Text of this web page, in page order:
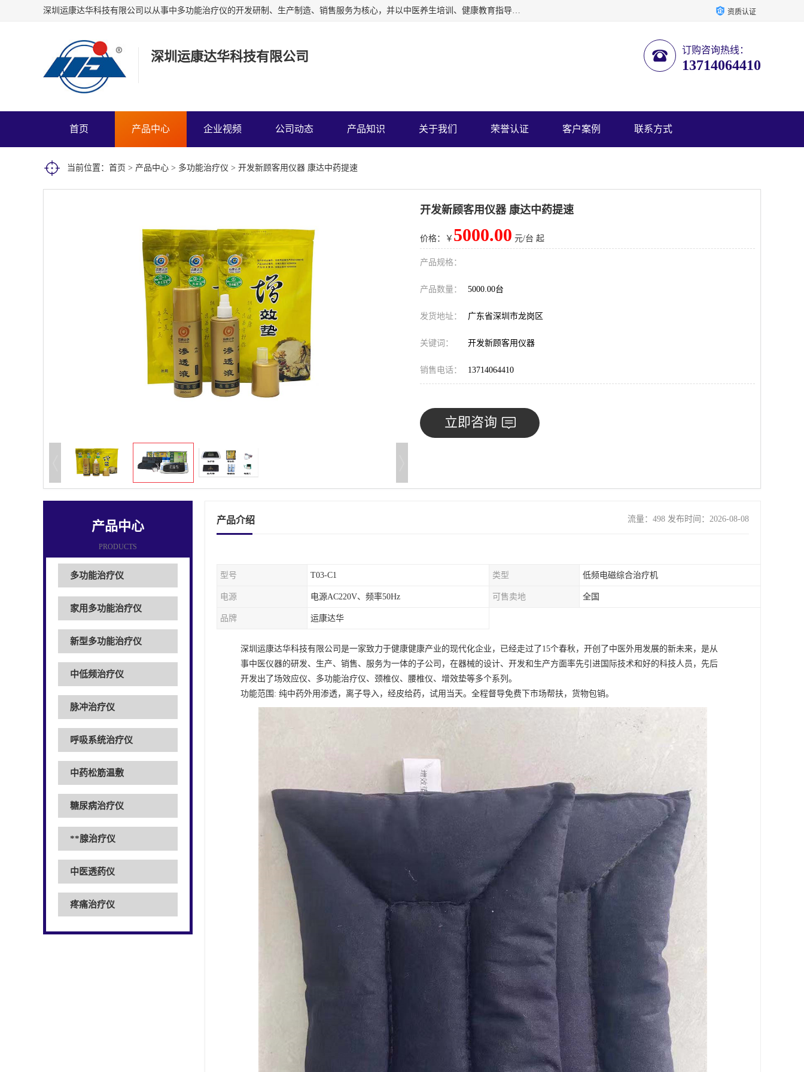
深圳运康达华科技有限公司以从事中多功能治疗仪的开发研制、生产制造、销售服务为核心，并以中医养生培训、健康教育指导为依托、秉承弘扬民族中医药、造福人类健康的精神理念，以祖国的医学名著《黄帝内经》为理论基础，结合现代医疗、保健养生等，创立了中药提速疗法，开辟了一条新的治疗途径。 资质认证
深圳运康达华科技有限公司 订购咨询热线：
13714064410
首页 产品中心 企业视频 公司动态 产品知识 关于我们 荣誉认证 客户案例 联系方式
当前位置： 首页 > 产品中心 > 多功能治疗仪 > 开发新顾客用仪器 康达中药提速
开发新顾客用仪器 康达中药提速
价格：￥ 5000.00 元/台 起
产品规格：
产品数量： 5000.00台
发货地址： 广东省深圳市龙岗区
关键词： 开发新顾客用仪器
销售电话： 13714064410
立即咨询
产品中心
PRODUCTS
多功能治疗仪
家用多功能治疗仪
新型多功能治疗仪
中低频治疗仪
脉冲治疗仪
呼吸系统治疗仪
中药松筋温敷
糖尿病治疗仪
**腺治疗仪
中医透药仪
疼痛治疗仪
产品介绍 流量：498 发布时间：2026-08-08
型号 T03-C1 类型 低频电磁综合治疗机
电源 电源AC220V、频率50Hz 可售卖地 全国
品牌 运康达华
深圳运康达华科技有限公司是一家致力于健康健康产业的现代化企业，已经走过了15个春秋，开创了中医外用发展的新未来，是从
事中医仪器的研发、生产、销售、服务为一体的子公司，在器械的设计、开发和生产方面率先引进国际技术和好的科技人员，先后
开发出了场效应仪、多功能治疗仪、颈椎仪、腰椎仪、增效垫等多个系列。
功能范围: 纯中药外用渗透，离子导入，经皮给药，试用当天。全程督导免费下市场帮扶，货物包销。